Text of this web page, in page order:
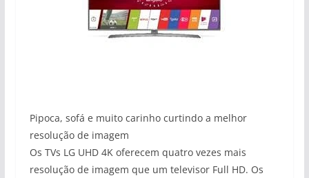
Pipoca, sofá e muito carinho curtindo a melhor
resolução de imagem
Os TVs LG UHD 4K oferecem quatro vezes mais
resolução de imagem que um televisor Full HD. Os